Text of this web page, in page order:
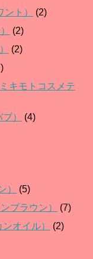
ト）
(2)
(2)
(2)
キモトコスメテ
）
(4)
）
(5)
ブラウン）
(7)
オイル）
(2)